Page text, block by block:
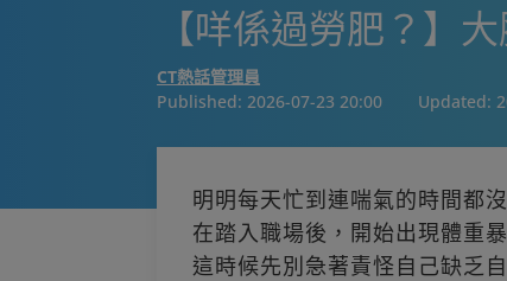
【咩係過勞肥？】
CT熱話管理員
Published: 2026-07-23 20:00 Updated:
明明每天忙到連喘氣的時間都
在踏入職場後，開始出現體重
這時候先別急著責怪自己缺乏